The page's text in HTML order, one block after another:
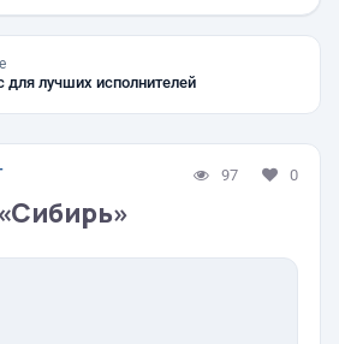
для лучших исполнителей
97 0